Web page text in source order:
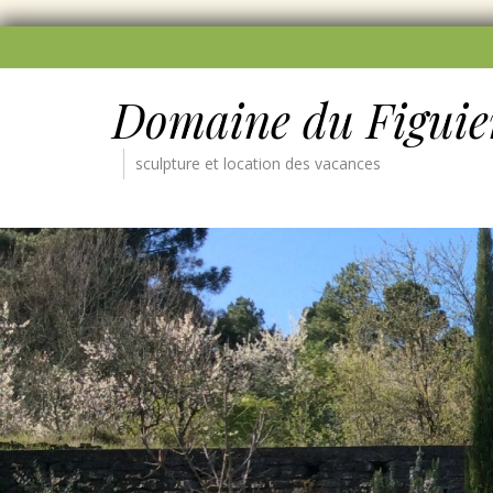
Domaine du
sculpture et location des vacances